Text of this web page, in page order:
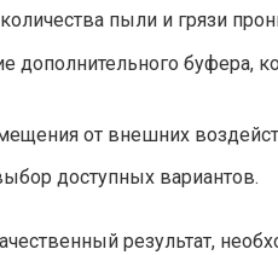
пыли и грязи
дополнительного буфера,
от внешних
доступных вариантов.
результат,